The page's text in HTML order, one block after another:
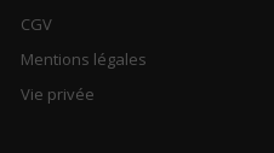
CGV
Mentions légales
Vie privée